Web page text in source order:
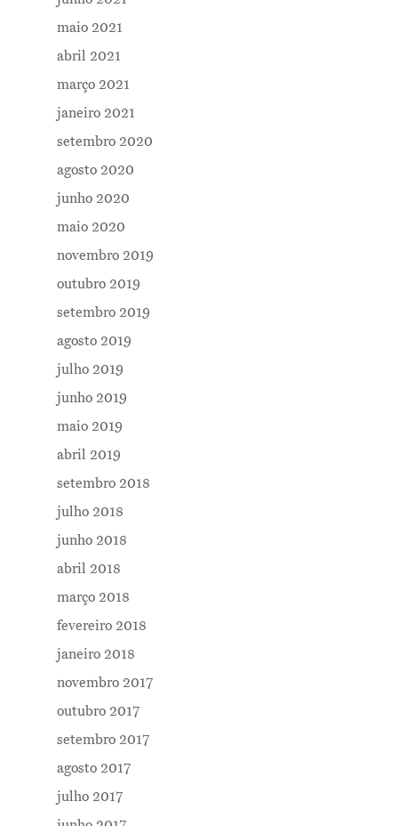
maio 2021
abril 2021
março 2021
janeiro 2021
setembro 2020
agosto 2020
junho 2020
maio 2020
novembro 2019
outubro 2019
setembro 2019
agosto 2019
julho 2019
junho 2019
maio 2019
abril 2019
setembro 2018
julho 2018
junho 2018
abril 2018
março 2018
fevereiro 2018
janeiro 2018
novembro 2017
outubro 2017
setembro 2017
agosto 2017
julho 2017